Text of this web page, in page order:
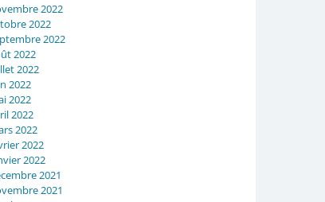
2022
2022
2022
2022
2022
2022
2022
2022
2022
2022
2022
2021
2021